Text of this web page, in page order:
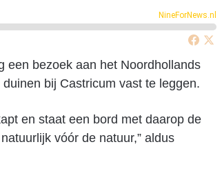
c
b
o
o
k
k
dI
n
e
a
m
at
A
p
p
ail
NineForNews.nl
een bezoek aan het Noordhollands
bij Castricum vast te leggen.
en staat een bord met daarop de
vóór de natuur,” aldus